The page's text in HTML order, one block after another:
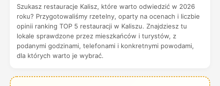
Szukasz restauracje Kalisz, które warto odwiedzić w 2026
roku? Przygotowaliśmy rzetelny, oparty na ocenach i liczbie
opinii ranking TOP 5 restauracji w Kaliszu. Znajdziesz tu
lokale sprawdzone przez mieszkańców i turystów, z
podanymi godzinami, telefonami i konkretnymi powodami,
dla których warto je wybrać.